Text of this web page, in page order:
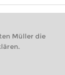
Müller die